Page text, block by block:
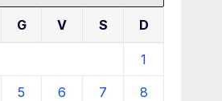
G V S D
1
5 6 7 8